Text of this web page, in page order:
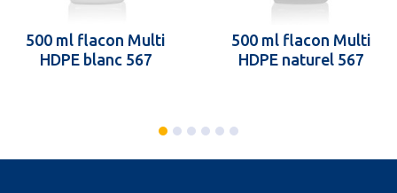
500 ml flacon Multi
HDPE blanc 567
500 ml flacon Multi
HDPE naturel 567